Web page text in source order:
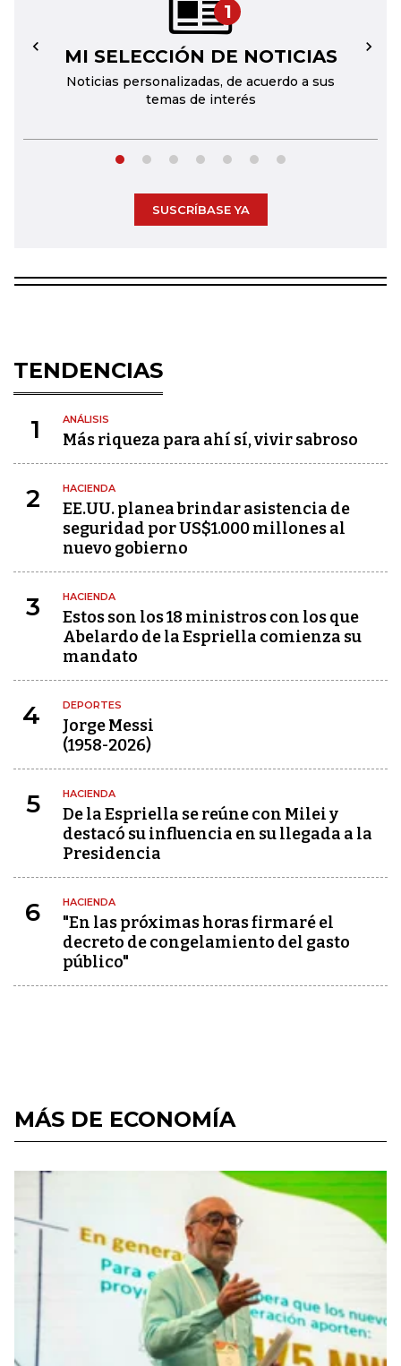
1
MI SELECCIÓN DE NOTICIAS
Noticias personalizadas, de acuerdo a sus
temas de interés
← →
SUSCRÍBASE YA
TENDENCIAS
1 ANÁLISIS
Más riqueza para ahí sí, vivir sabroso
2 HACIENDA
EE.UU. planea brindar asistencia de
seguridad por US$1.000 millones al
nuevo gobierno
3 HACIENDA
Estos son los 18 ministros con los que
Abelardo de la Espriella comienza su
mandato
4 DEPORTES
Jorge Messi
(1958-2026)
5 HACIENDA
De la Espriella se reúne con Milei y
destacó su influencia en su llegada a la
Presidencia
6 HACIENDA
"En las próximas horas firmaré el
decreto de congelamiento del gasto
público"
MÁS DE ECONOMÍA